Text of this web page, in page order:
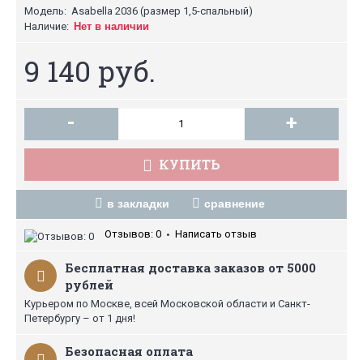
Модель: Asabella 2036 (размер 1,5-спальный)
Наличие: Нет в наличии
9 140 руб.
- +
КУПИТЬ
в закладки сравнение
Отзывов: 0 • Написать отзыв
Бесплатная доставка заказов от 5000
рублей
Курьером по Москве, всей Московской области и Санкт-
Петербургу – от 1 дня!
Безопасная оплата